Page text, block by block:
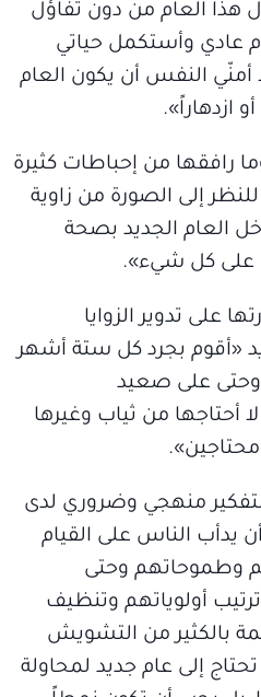
هذا العام من دون تفاؤل
عادي وأستكمل حياتي
النفس أن يكون العام
ازدهاراً».
رافقها من إحباطات كثيرة
للنظر إلى الصورة من زاوية
العام الجديد بصحة
على كل شيء».
على تدوير الزوايا
«أقوم بجرد كل ستة أشهر
وحتى على صعيد
أحتاجها من ثياب وغيرها
محتاجين».
منهجي وضروري لدى
يدأب الناس على القيام
وطموحاتهم وحتى
أولوياتهم وتنظيف
بالكثير من التشويش
إلى عام جديد لمحاولة